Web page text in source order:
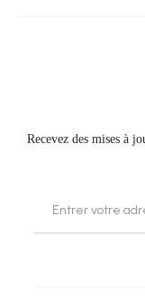
Recevez des mises à